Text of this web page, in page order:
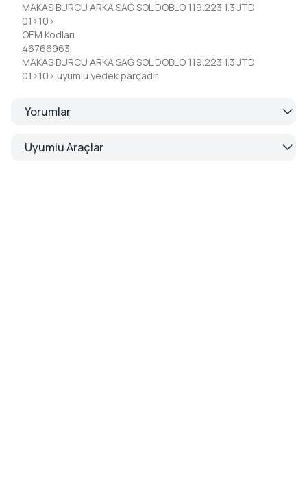
MAKAS BURCU ARKA SAĞ SOL DOBLO 119.223 1.3 JTD
01>10>
OEM Kodları
46766963
MAKAS BURCU ARKA SAĞ SOL DOBLO 119.223 1.3 JTD
01>10> uyumlu yedek parçadır.
Yorumlar
Uyumlu Araçlar